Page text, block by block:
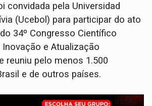
convidada pela Universidad
(Ucebol) para participar do ato
34º Congresso Científico
e Atualização
reuniu pelo menos 1.500
e de outros países.